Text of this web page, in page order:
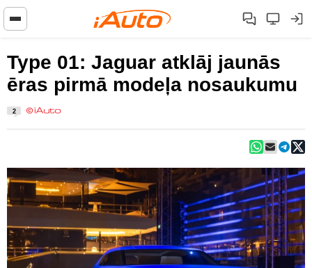
Type 01: Jaguar atklāj jaunās
ēras pirmā modeļa nosaukumu
2